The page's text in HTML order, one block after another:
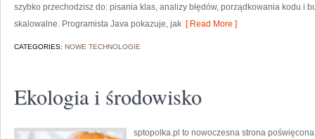
szybko przechodzisz do: pisania klas, analizy błędów, porządkowania kodu i
skalowalne. Programista Java pokazuje, jak [ Read More ]
CATEGORIES: NOWE TECHNOLOGIE
Ekologia i środowisko
sptopolka.pl to nowoczesna strona